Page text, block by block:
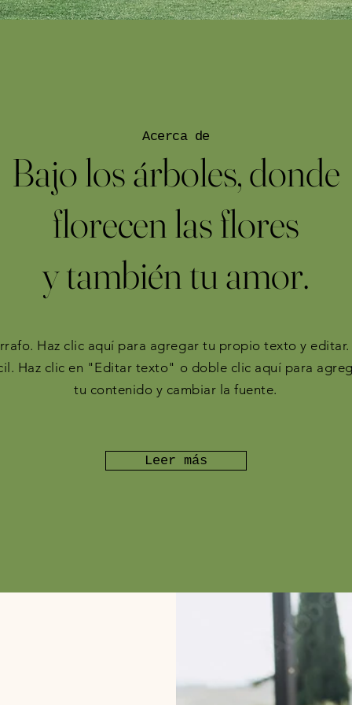
Acerca de
Bajo los árboles, donde
florecen las flores
y también tu amor.
Haz clic aquí para agregar tu propio texto y editar.
Haz clic en "Editar texto" o doble clic aquí para
tu contenido y cambiar la fuente.
Leer más